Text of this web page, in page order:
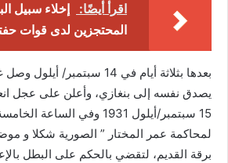
اقرأ أيضًا:
إخلاء سبيل
المحتجزين لدى قوات حفتر
بعدها بثلاثة أيام في 14
يصدق نفسه إلى بنغازي، وأعلن على عجل
15 سبتمبر/أيلول 1931 وفي
لمحاكمة عمر المختار ” الصورية شكلا و
برقة القديم، لتقضي بالحكم على البطل